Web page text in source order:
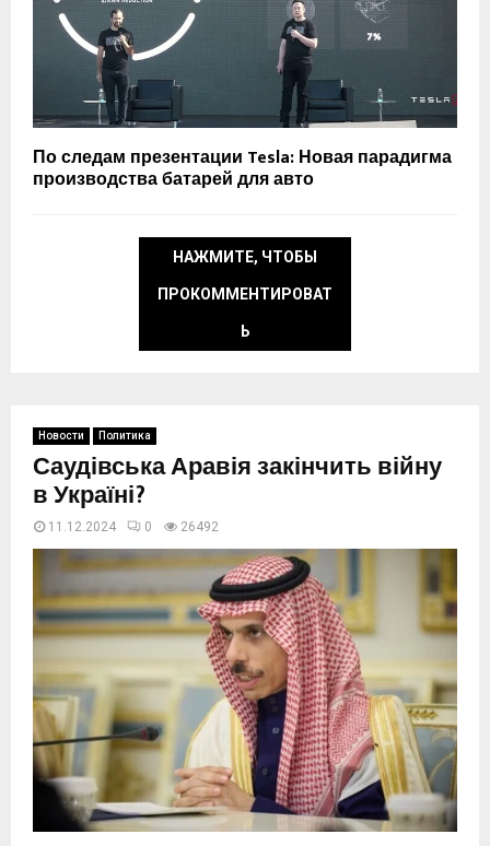
По следам презентации Tesla: Новая парадигма
производства батарей для авто
НАЖМИТЕ, ЧТОБЫ
ПРОКОММЕНТИРОВАТ
Ь
Новости Политика
Саудівська Аравія закінчить війну
в Україні?
11.12.2024 0 26493